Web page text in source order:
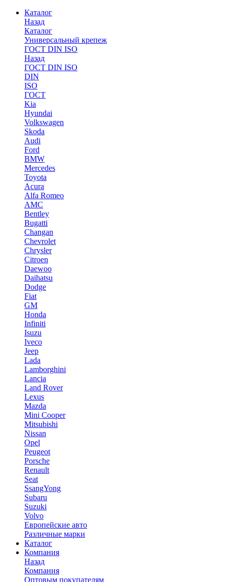
Каталог
Назад
Каталог
Универсальный крепеж
ГОСТ DIN ISO
Назад
ГОСТ DIN ISO
DIN
ISO
ГОСТ
Kia
Hyundai
Volkswagen
Skoda
Audi
Ford
BMW
Mercedes
Toyota
Acura
Alfa Romeo
AMC
Bentley
Bugatti
Changan
Chevrolet
Chrysler
Citroen
Daewoo
Daihatsu
Dodge
Fiat
GM
Honda
Infiniti
Isuzu
Iveco
Jeep
Lada
Lamborghini
Lancia
Land Rover
Lexus
Mazda
Mini Cooper
Mitsubishi
Nissan
Opel
Peugeot
Porsche
Renault
Seat
SsangYong
Subaru
Suzuki
Volvo
Европейские авто
Различные марки
Каталог
Компания
Назад
Компания
Оптовым покупателям